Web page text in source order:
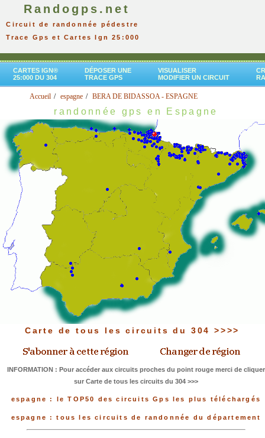
Randogps.net
Circuit de randonnée pédestre
Trace Gps et Cartes Ign 25:000
CARTES IGN®
25:000 DU 304
DÉPOSER UNE
TRACE GPS
VISUALISER
MODIFIER UN CIRCUIT
Accueil espagne BERA DE BIDASSOA - ESPAGNE
randonnée gps en Espagne
Carte de tous les circuits du 304 >>>>
INFORMATION : Pour accéder aux circuits proches du point rouge merci de cliquer
sur Carte de tous les circuits du 304 >>>
espagne : le TOP50 des circuits Gps les plus téléchargés
espagne : tous les circuits de randonnée du département